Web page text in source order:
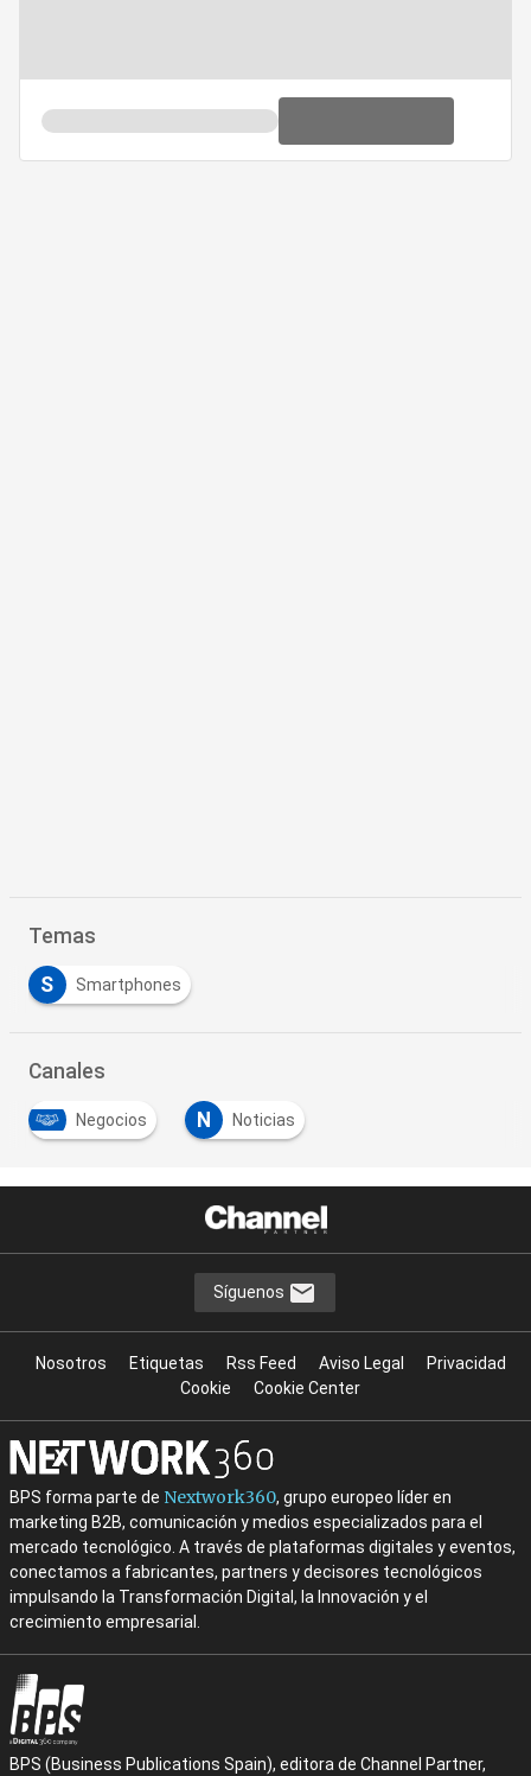
Temas
S Smartphones
Canales
Negocios N Noticias
Síguenos
Nosotros Etiquetas Rss Feed Aviso Legal
Privacidad
Cookie
Cookie Center
BPS forma parte de Nextwork360, grupo europeo líder en
marketing B2B, comunicación y medios especializados para el
mercado tecnológico. A través de plataformas digitales y eventos,
conectamos a fabricantes, partners y decisores tecnológicos
impulsando la Transformación Digital, la Innovación y el
crecimiento empresarial.
BPS (Business Publications Spain), editora de Channel Partner,